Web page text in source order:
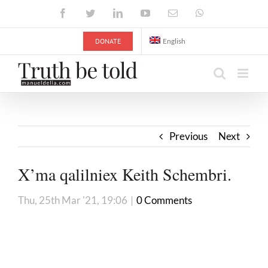
FacebookTwitterLinkedInYouTubeEmail
DONATE English
Previous Next
X’ma qalilniex Keith Schembri.
Thu, 25th Mar '21, 19:06 | 0 Comments